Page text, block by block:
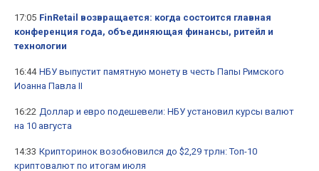
17:05 FinRetail возвращается: когда состоится главная
конференция года, объединяющая финансы, ритейл и
технологии
16:44 НБУ выпустит памятную монету в честь Папы Римского
Иоанна Павла II
16:22 Доллар и евро подешевели: НБУ установил курсы валют
на 10 августа
14:33 Крипторинок возобновился до $2,29 трлн: Топ-10
криптовалют по итогам июля